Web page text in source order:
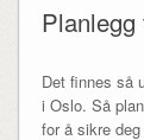
Planlegg
Det finnes så
i Oslo. Så
for å sikre